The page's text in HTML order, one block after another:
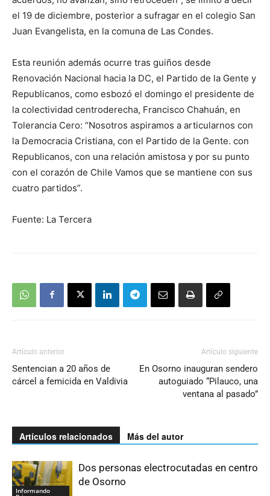
el 19 de diciembre, posterior a sufragar en el colegio San
Juan Evangelista, en la comuna de Las Condes.
Esta reunión además ocurre tras guiños desde
Renovación Nacional hacia la DC, el Partido de la Gente y
Republicanos, como esbozó el domingo el presidente de
la colectividad centroderecha, Francisco Chahuán, en
Tolerancia Cero: “Nosotros aspiramos a articularnos con
la Democracia Cristiana, con el Partido de la Gente. con
Republicanos, con una relación amistosa y por su punto
con el corazón de Chile Vamos que se mantiene con sus
cuatro partidos”.
Fuente: La Tercera
Artículo anterior
Sentencian a 20 años de
cárcel a femicida en Valdivia
Artículo siguiente
En Osorno inauguran sendero
autoguiado “Pilauco, una
ventana al pasado”
Artículos relacionados Más del autor
Informando
Dos personas electrocutadas en centro
de Osorno